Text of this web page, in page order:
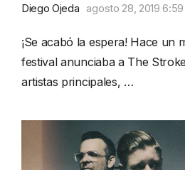
Diego Ojeda agosto 28, 2019
¡Se acabó la espera! Hace un
festival anunciaba a The
artistas principales, …